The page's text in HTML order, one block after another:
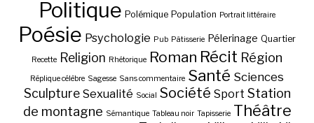
Politique Polémique Population Portrait littéraire
Poésie Psychologie Pub Pâtisserie Pélerinage Quartier
Recette Religion Rhétorique Roman Récit Région
Réplique célèbre Sagesse Sans commentaire Santé Sciences
Sculpture Sexualité Social Société Sport Station
de montagne Sémantique Tableau noir Tapisserie Théâtre